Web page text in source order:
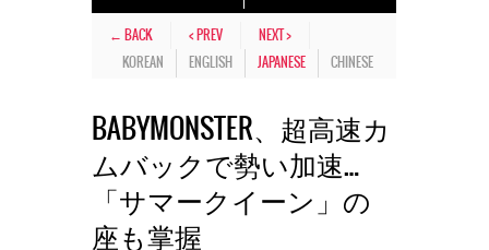
← BACK < PREV
NEXT >
KOREAN
ENGLISH JAPANESE CHINESE
BABYMONSTER、超高速カ
ムバックで勢い加速…
「サマークイーン」の
座も掌握